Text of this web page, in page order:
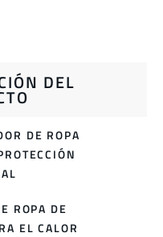
DEL
DE ROPA
ROPA DE
EL CALOR